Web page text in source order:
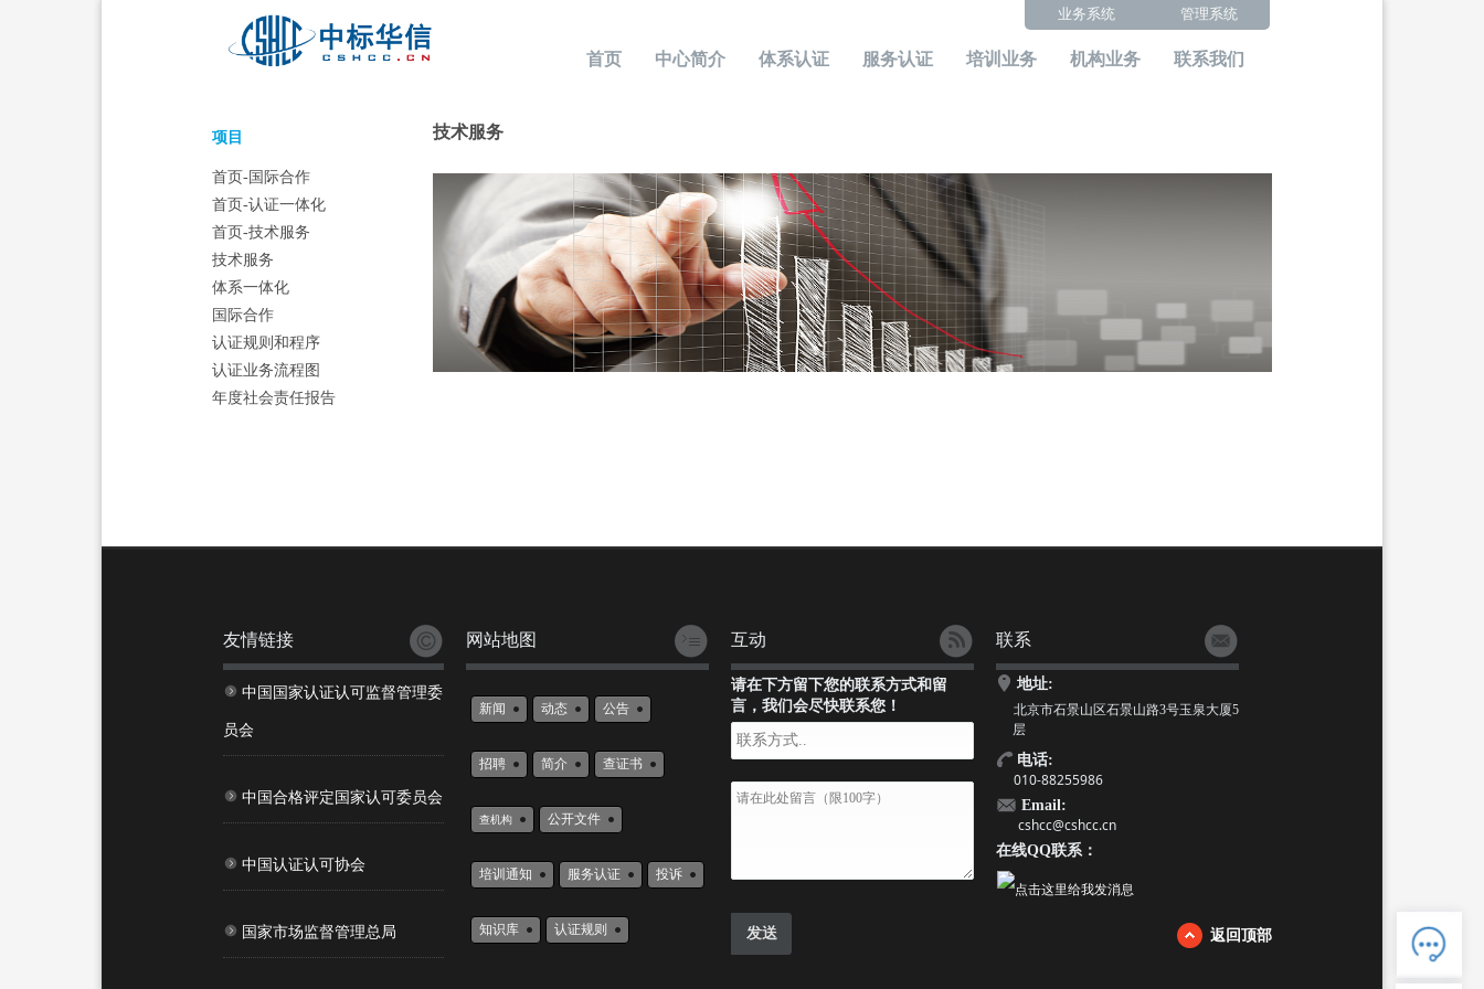
管理系统
业务系统
首页 中心简介 体系认证 服务认证 培训业务 机构业务 联系我们
电话：88255986
‍‍技术服务
‍‍项目
首页-国际合作
首页-认证一体化
首页-技术服务
技术服务
体系一体化
国际合作
认证规则和程序
认证业务流程图
年度社会责任报告
友情链接
中国国家认证认可监督管理委
员会
中国合格评定国家认可委员会
中国认证认可协会
国家市场监督管理总局
网站地图
新闻 动态 公告
招聘 简介 查证书
查机构 公开文件
培训通知 服务认证 投诉
知识库 认证规则
互动
请在下方留下您的联系方式和留
言，我们会尽快联系您！
联系
地址:
北京市石景山区石景山路3号玉泉大厦5
层
电话:
010-88255986
Email:
cshcc@cshcc.cn
在线QQ联系：
返回顶部